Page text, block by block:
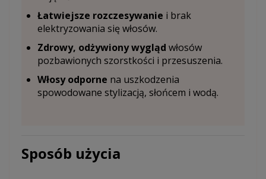
Łatwiejsze rozczesywanie i brak
elektryzowania się włosów.
Zdrowy, odżywiony wygląd włosów
pozbawionych szorstkości i przesuszenia.
Włosy odporne na uszkodzenia
spowodowane stylizacją, słońcem i wodą.
Sposób użycia